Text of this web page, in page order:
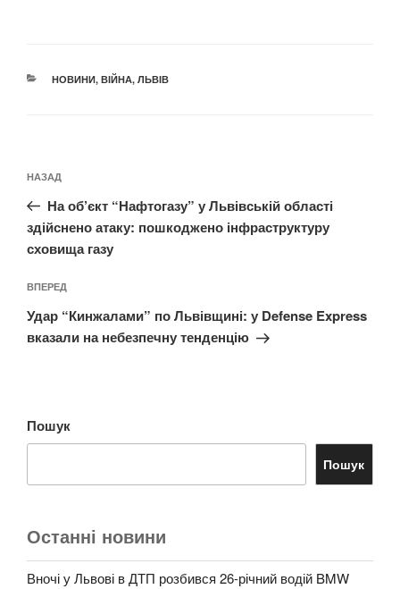
КАТЕГОРІЇ
НОВИНИ, ВІЙНА, ЛЬВІВ
записів
Попередній
запис:
НАЗАД
На об’єкт “Нафтогазу” у Львівській області
здійснено атаку: пошкоджено інфраструктуру
сховища газу
Наступний
запис
ВПЕРЕД
Удар “Кинжалами” по Львівщині: у Defense Express
вказали на небезпечну тенденцію
Пошук
Пошук
Останні новини
Вночі у Львові в ДТП розбився 26-річний водій BMW